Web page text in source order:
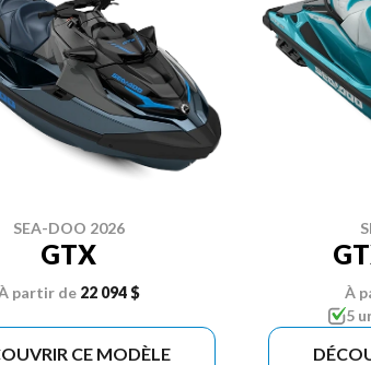
SEA-DOO 2026
GTX
partir de 22 094 $
CE MODÈLE
À
5